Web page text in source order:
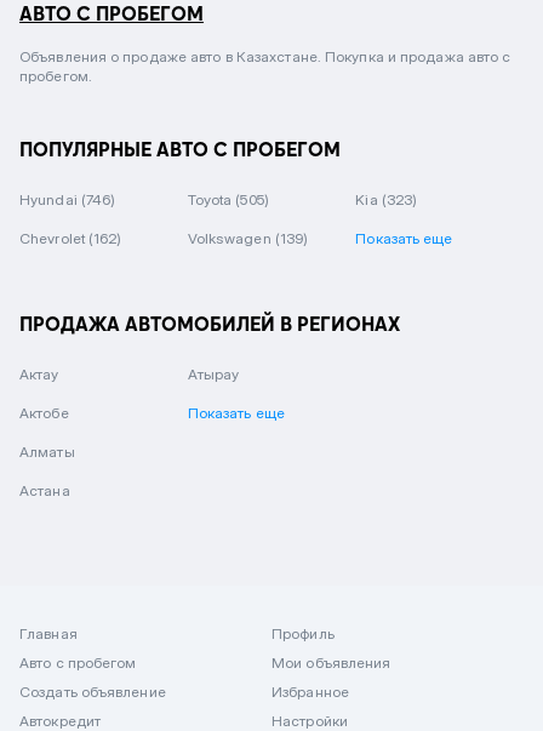
АВТО С ПРОБЕГОМ
Объявления о продаже авто в Казахстане. Покупка и продажа авто с
пробегом.
ПОПУЛЯРНЫЕ АВТО С ПРОБЕГОМ
Hyundai (746) Toyota (505) Kia (323)
Chevrolet (162) Volkswagen (139) Показать еще
ПРОДАЖА АВТОМОБИЛЕЙ В РЕГИОНАХ
Актау
Актобе
Алматы
Астана
Атырау
Показать еще
Главная
Авто с пробегом
Создать объявление
Автокредит
Профиль
Мои объявления
Избранное
Настройки